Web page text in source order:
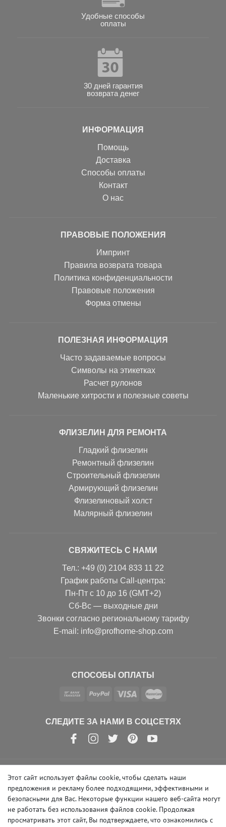
Удобные способы
оплаты
30 дней гарантия
возврата денег
ИНФОРМАЦИЯ
Помощь
Доставка
Способы оплаты
Контакт
О нас
ПРАВОВЫЕ ПОЛОЖЕНИЯ
Импринт
Правила возврата товара
Политика конфиденциальности
Правовые положения
Форма отмены
ПОЛЕЗНАЯ ИНФОРМАЦИЯ
Часто задаваемые вопросы
Символы на этикетках
Расчет рулонов
Маленькие хитрости и полезные советы
ФЛИЗЕЛИН ДЛЯ РЕМОНТА
Гладкий флизелин
Ремонтный флизелин
Строительный флизелин
Армирующий флизелин
Флизелиновый холст
Малярный флизелин
СВЯЖИТЕСЬ С НАМИ
Тел.: +49 (0) 2104 833 11 22
График работы Call-центра:
Пн-Пт с 10 до 16 (GMT+2)
Сб-Вс — выходные дни
Звонки согласно региональному тарифу
Е-mail: info@profhome-shop.com
СПОСОБЫ ОПЛАТЫ
СЛЕДИТЕ ЗА НАМИ В СОЦСЕТЯХ
© Copyright 2026 | e-Delux GmbH
Этот сайт использует файлы cookie, чтобы сделать наши
предложения и рекламу более подходящими, эффективными и
безопасными для Вас. Некоторые функции нашего веб-сайта могут
не работать без использования файлов cookie. Продолжая
просматривать этот сайт, Вы подтверждаете, что ознакомились с